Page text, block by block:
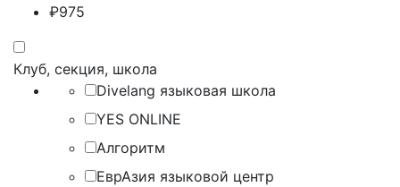
₽975
Клуб, секция, школа
Divelang языковая школа
YES ONLINE
Алгоритм
ЕврАзия языковой центр